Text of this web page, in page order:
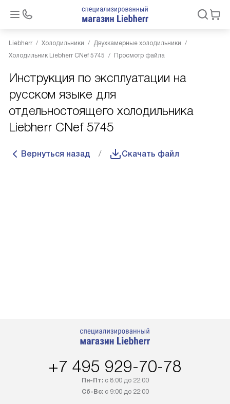
Liebherr Холодильники
Двухкамерные холодильники
Холодильник Liebherr CNef 5745
Просмотр файла
Инструкция по эксплуатации на
русском языке для
отдельностоящего холодильника
Liebherr CNef 5745
Вернуться назад Скачать файл
+7 495 929-70-78
Пн-Пт:с 8:00 до 22:00
Сб-Вс:с 9:00 до 22:00